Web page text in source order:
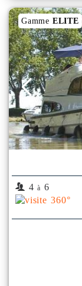
Gamme ELITE
4 à 6